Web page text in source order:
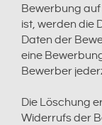
Bewerbung
ist, werden die
Daten der
eine
Bewerber
Die Löschung
Widerrufs der